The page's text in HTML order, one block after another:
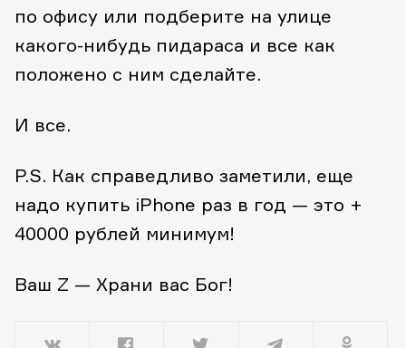
по офису или подберите на улице
какого-нибудь пидараса и все как
положено с ним сделайте.
И все.
P.S. Как справедливо заметили, еще
надо купить iPhone раз в год — это +
40000 рублей минимум!
Ваш Z — Храни вас Бог!